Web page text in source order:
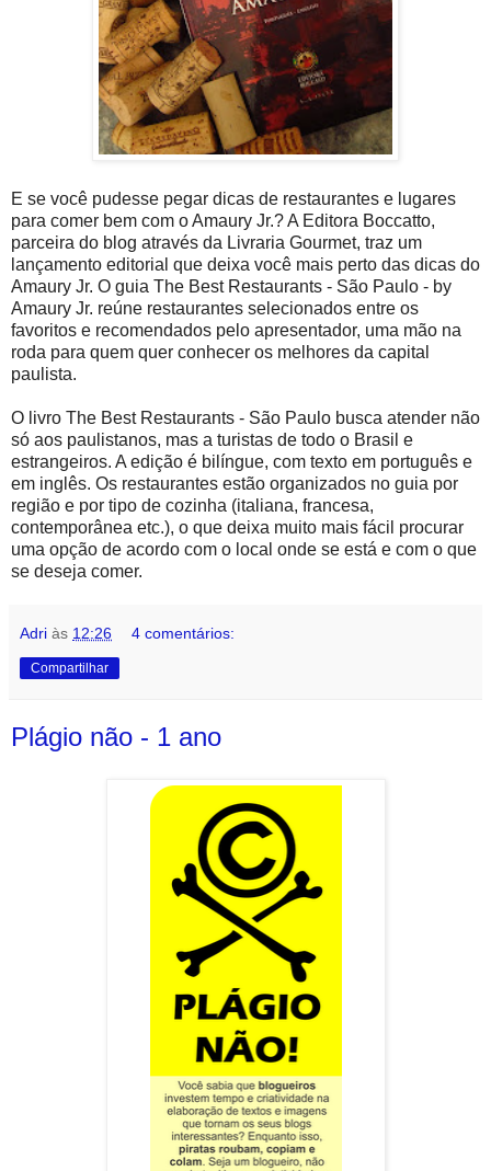
E se você pudesse pegar dicas de restaurantes e lugares
para comer bem com o Amaury Jr.? A Editora Boccatto,
parceira do blog através da Livraria Gourmet, traz um
lançamento editorial que deixa você mais perto das dicas do
Amaury Jr. O guia The Best Restaurants - São Paulo - by
Amaury Jr. reúne restaurantes selecionados entre os
favoritos e recomendados pelo apresentador, uma mão na
roda para quem quer conhecer os melhores da capital
paulista.
O livro The Best Restaurants - São Paulo busca atender não
só aos paulistanos, mas a turistas de todo o Brasil e
estrangeiros. A edição é bilíngue, com texto em português e
em inglês. Os restaurantes estão organizados no guia por
região e por tipo de cozinha (italiana, francesa,
contemporânea etc.), o que deixa muito mais fácil procurar
uma opção de acordo com o local onde se está e com o que
se deseja comer.
Adri às 12:26 4 comentários:
Compartilhar
Plágio não - 1 ano